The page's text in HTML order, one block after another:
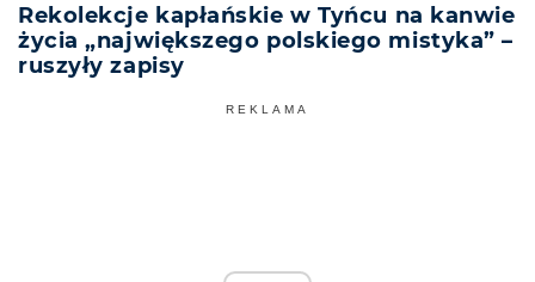
Rekolekcje kapłańskie w Tyńcu na kanwie
życia „największego polskiego mistyka” –
ruszyły zapisy
REKLAMA